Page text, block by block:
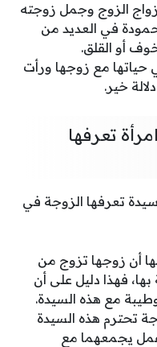
الزوج وجمل زوجته
في العديد من
أو القلق.
حياتها مع زوجها ورأت
خير.
تعرفها
تعرفها الزوجة في
أن زوجها تزوج من
فهذا دليل على أن
مع هذه السيدة.
تحترم هذه السيدة
يجمعهما مع